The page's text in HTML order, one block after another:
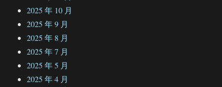
2025 年 10 月
2025 年 9 月
2025 年 8 月
2025 年 7 月
2025 年 5 月
2025 年 4 月